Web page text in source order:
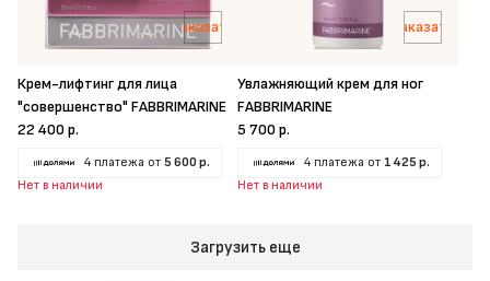
Заказать
Крем-лифтинг для лица
"совершенство" FABBRIMARINE
22 400 р.
4 платежа от 5 600 р.
Нет в наличии
Заказать
Увлажняющий крем для ног
FABBRIMARINE
5 700 р.
4 платежа от 1 425 р.
Нет в наличии
Загрузить еще